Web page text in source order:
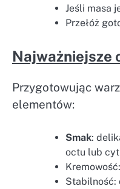
Jeśli masa
Przełóż
Najważniejsze
Przygotowując
elementów:
Smak:
octu lub
Stabilność: